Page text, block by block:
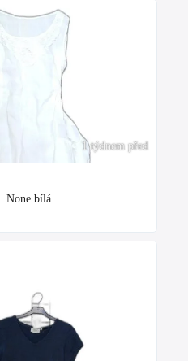
1 týdnem před
None bílá